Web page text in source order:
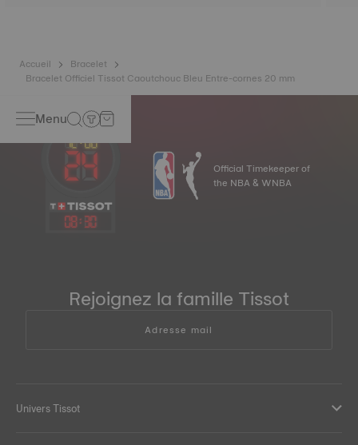
Accueil
Bracelet
Bracelet Officiel Tissot Caoutchouc Bleu Entre-cornes 20 mm
Menu
08: 30
Official Timekeeper of
the NBA & WNBA
Rejoignez la famille Tissot
Adresse mail
Univers Tissot